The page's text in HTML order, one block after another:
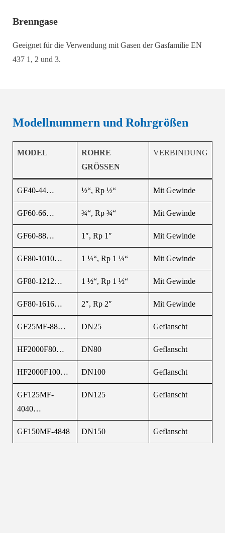
Brenngase
Geeignet für die Verwendung mit Gasen der Gasfamilie EN
437 1, 2 und 3.
Modellnummern und Rohrgrößen
MODEL
ROHRE
GRÖSSEN
VERBINDUNG
GF40-44… ½“, Rp ½“ Mit Gewinde
GF60-66… ¾“, Rp ¾“ Mit Gewinde
GF60-88… 1″, Rp 1″ Mit Gewinde
GF80-1010… 1 ¼“, Rp 1 ¼“ Mit Gewinde
GF80-1212… 1 ½“, Rp 1 ½“ Mit Gewinde
GF80-1616… 2″, Rp 2″ Mit Gewinde
GF25MF-88… DN25 Geflanscht
HF2000F80… DN80 Geflanscht
HF2000F100… DN100 Geflanscht
GF125MF-
4040…
DN125 Geflanscht
GF150MF-4848 DN150 Geflanscht